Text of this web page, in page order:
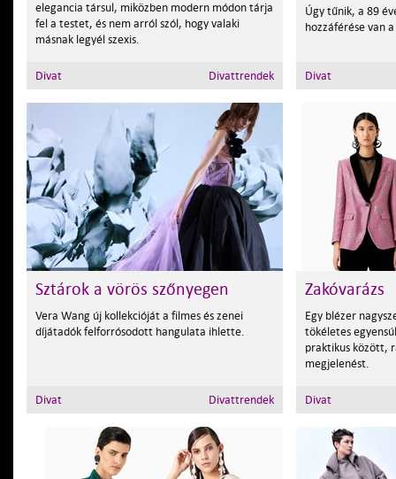
elegancia társul, miközben modern módon tárja
fel a testet, és nem arról szól, hogy valaki
másnak legyél szexis.
Divat Divattrendek
Úgy tűnik, a 89
hozzáférése van
Divat
Sztárok a vörös szőnyegen
Vera Wang új kollekcióját a filmes és zenei
díjátadók felforrósodott hangulata ihlette.
Divat Divattrendek
Zakóvarázs
Egy blézer
tökéletes
praktikus között,
megjelenést.
Divat